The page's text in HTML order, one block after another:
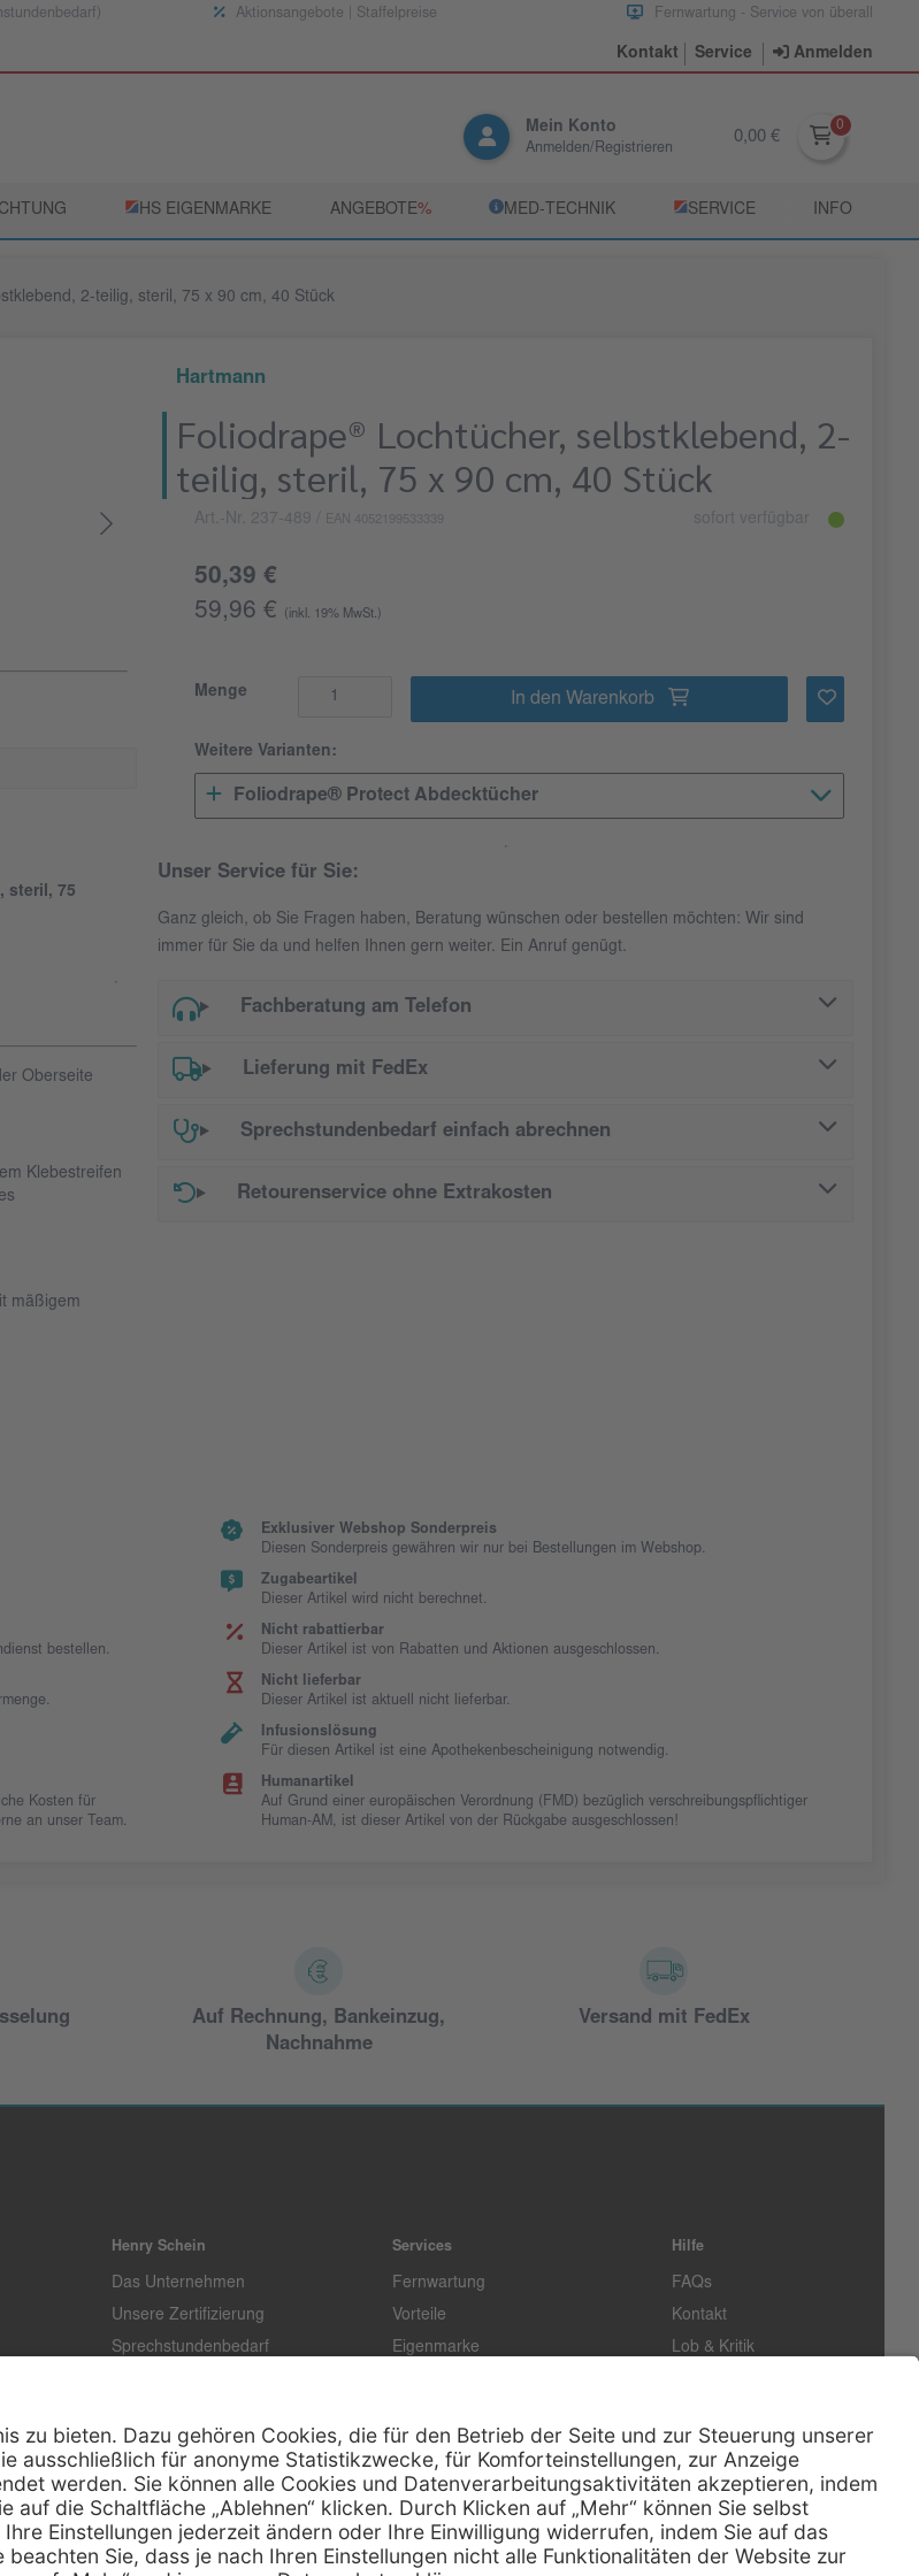
Aktionsangebote | Staffelpreise Fernwartung - Service von überall
Kontakt Service Anmelden
Mein Konto
Anmelden/Registrieren
0,00 €
­HS EIGENMARKE ANGEBOTE­% ­MED‑TECHNIK ­SERVICE INFO
2-teilig, steril, 75 x 90 cm, 40 Stück
steril, 75
Oberseite
Klebestreifen
mäßigem
Hartmann
Foliodrape® Lochtücher, selbstklebend, 2-
teilig, steril, 75 x 90 cm, 40 Stück
Art.-Nr. 237-489 EAN 4052199533339 sofort verfügbar
50,39 €
59,96 €
(inkl. 19% MwSt.)
Menge In den Warenkorb
Weitere Varianten:
Foliodrape® Protect Abdecktücher
Unser Service für Sie:
Ganz gleich, ob Sie Fragen haben, Beratung wünschen oder bestellen möchten: Wir sind
immer für Sie da und helfen Ihnen gern weiter. Ein Anruf genügt.
Fachberatung am Telefon
Lieferung mit FedEx
Sprechstundenbedarf einfach abrechnen
Retourenservice ohne Extrakosten
Exklusiver Webshop Sonderpreis
Diesen Sonderpreis gewähren wir nur bei Bestellungen im Webshop.
Zugabeartikel
Dieser Artikel wird nicht berechnet.
bestellen.
Nicht rabattierbar
Dieser Artikel ist von Rabatten und Aktionen ausgeschlossen.
Nicht lieferbar
Dieser Artikel ist aktuell nicht lieferbar.
Infusionslösung
Für diesen Artikel ist eine Apothekenbescheinigung notwendig.
Kosten für
an unser Team.
Humanartikel
Auf Grund einer europäischen Verordnung (FMD) bezüglich verschreibungspflichtiger
Human-AM, ist dieser Artikel von der Rückgabe ausgeschlossen!
Auf Rechnung, Bankeinzug,
Nachnahme
Versand mit FedEx
Henry Schein
Das Unternehmen
Unsere Zertifizierung
Sprechstundenbedarf
Services
Fernwartung
Vorteile
Eigenmarke
Kataloge
Hilfe
FAQs
Kontakt
Lob & Kritik
E-Rechnung
Zertifikat Rechtliches
Impressum
Datenschutz